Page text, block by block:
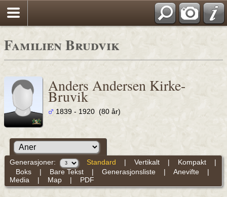
Familien Brudvik
Anders Andersen Kirke-
Bruvik
1839 - 1920 (80 år)
Generasjoner: Standard | Vertikalt| Kompakt|
Boks| Bare Tekst| Generasjonsliste| Anevifte|
Media | Map| PDF